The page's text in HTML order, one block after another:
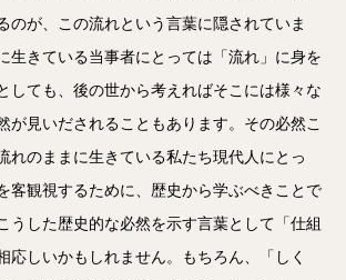
のが、この流れという言葉に隠されていま
生きている当事者にとっては「流れ」に身を
しても、後の世から考えればそこには様々な
が見いだされることもあります。その必然こ
れのままに生きている私たち現代人にとっ
客観視するために、歴史から学ぶべきことで
うした歴史的な必然を示す言葉として「仕組
応しいかもしれません。もちろん、「しく